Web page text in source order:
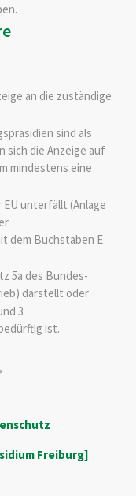
an die zuständige
sind als
sich die Anzeige auf
mindestens eine
unterfällt (Anlage
dem Buchstaben E
5a des Bundes-
darstellt oder
3
ist.
Freiburg]